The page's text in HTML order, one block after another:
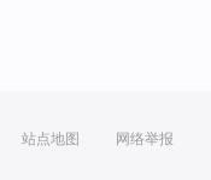
站点地图 网络举报